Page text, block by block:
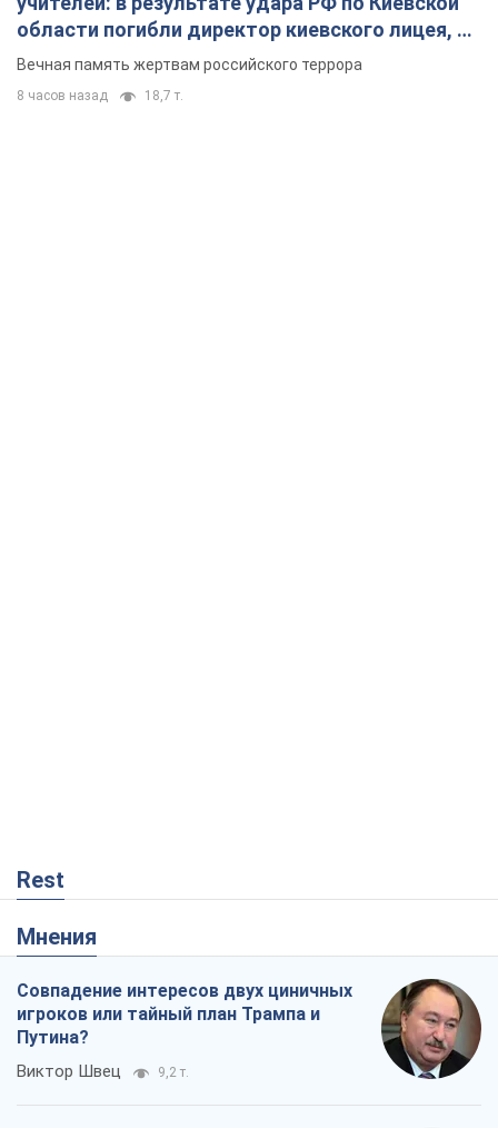
области погибли директор киевского лицея, её
муж и внук
Вечная память жертвам российского террора
8 часов назад 18,7 т.
Rest
Мнения
Совпадение интересов двух циничных
игроков или тайный план Трампа и
Путина?
Виктор Швец 9,2 т.